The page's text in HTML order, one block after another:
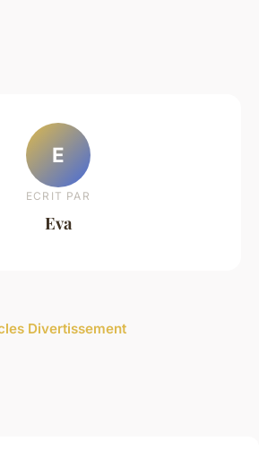
E
ECRIT PAR
Eva
Divertissement